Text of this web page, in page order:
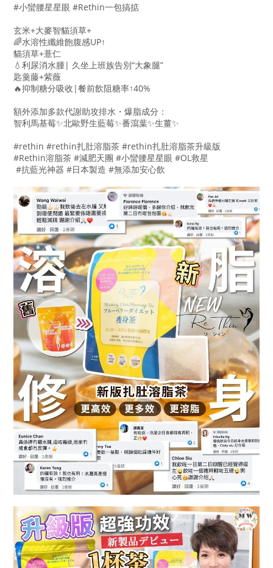
#小蠻腰星星眼 #Rethin一包搞掂
玄米+大麥智貓須草+
🌈水溶性纖維飽腹感UP↑
貓須草+薏仁
💧利尿消水腫| 久坐上班族告別“大象腿”
匙羹藤+紫薇
🔥抑制糖分吸收|餐前飲阻糖率↑40%
額外添加多款代謝助攻排水・爆脂成分：
智利馬基莓✨北歐野生藍莓✨番瀉葉✨生薑✨
#rethin #rethin扎肚溶脂茶 #rethin扎肚溶脂茶升級版
#Rethin溶脂茶 #減肥天團 #小蠻腰星星眼 #OL救星
#抗藍光神器 #日本製造 #無添加安心飲